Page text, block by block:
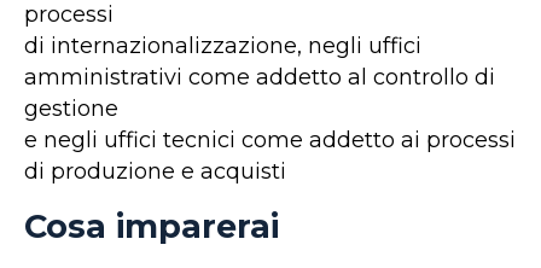
processi
di internazionalizzazione, negli uffici
amministrativi come addetto al controllo di
gestione
e negli uffici tecnici come addetto ai processi
di produzione e acquisti
Cosa imparerai